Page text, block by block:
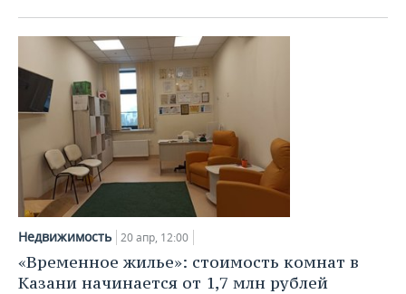
Недвижимость 20 апр, 12:00
«Временное жилье»: стоимость комнат в
Казани начинается от 1,7 млн рублей